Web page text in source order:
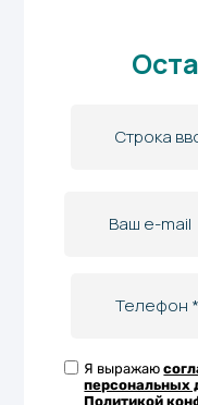
Я выражаю
персональных
Политикой